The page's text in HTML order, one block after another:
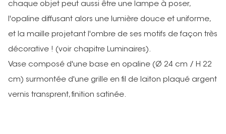
chaque objet peut aussi être une lampe à poser,
l'opaline diffusant alors une lumière douce et uniforme,
et la maille projetant l'ombre de ses motifs de façon très
décorative ! (voir chapitre Luminaires).
Vase composé d'une base en opaline (Ø 24 cm / H 22
cm) surmontée d'une grille en fil de laiton plaqué argent
vernis transprent, finition satinée.